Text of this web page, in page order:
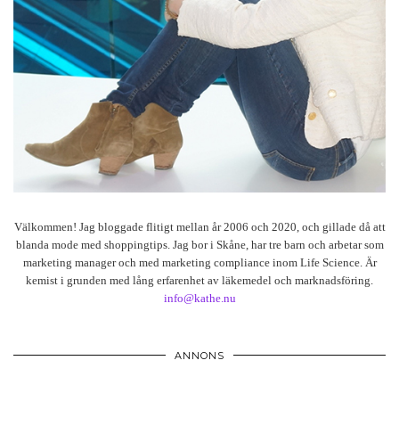
Välkommen! Jag bloggade flitigt mellan år 2006 och 2020, och gillade då att
blanda mode med shoppingtips. Jag bor i Skåne, har tre barn och arbetar som
marketing manager och med marketing compliance inom Life Science. Är
kemist i grunden med lång erfarenhet av läkemedel och marknadsföring.
info@kathe.nu
ANNONS